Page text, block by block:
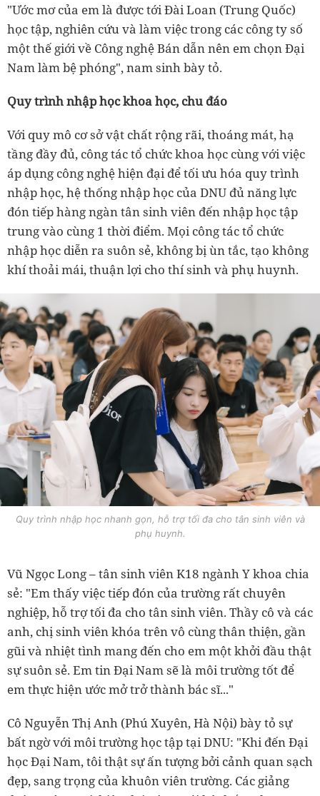
"Ước mơ của em là được tới Đài Loan (Trung Quốc)
học tập, nghiên cứu và làm việc trong các công ty số
một thế giới về Công nghệ Bán dẫn nên em chọn Đại
Nam làm bệ phóng", nam sinh bày tỏ.
Quy trình nhập học khoa học, chu đáo
Với quy mô cơ sở vật chất rộng rãi, thoáng mát, hạ
tầng đầy đủ, công tác tổ chức khoa học cùng với việc
áp dụng công nghệ hiện đại để tối ưu hóa quy trình
nhập học, hệ thống nhập học của DNU đủ năng lực
đón tiếp hàng ngàn tân sinh viên đến nhập học tập
trung vào cùng 1 thời điểm. Mọi công tác tổ chức
nhập học diễn ra suôn sẻ, không bị ùn tắc, tạo không
khí thoải mái, thuận lợi cho thí sinh và phụ huynh.
Quy trình nhập học nhanh gọn, hỗ trợ tối đa cho tân sinh viên và
phụ huynh.
Vũ Ngọc Long – tân sinh viên K18 ngành Y khoa chia
sẻ: "Em thấy việc tiếp đón của trường rất chuyên
nghiệp, hỗ trợ tối đa cho tân sinh viên. Thầy cô và các
anh, chị sinh viên khóa trên vô cùng thân thiện, gần
gũi và nhiệt tình mang đến cho em một khởi đầu thật
sự suôn sẻ. Em tin Đại Nam sẽ là môi trường tốt để
em thực hiện ước mở trở thành bác sĩ..."
Cô Nguyễn Thị Anh (Phú Xuyên, Hà Nội) bày tỏ sự
bất ngờ với môi trường học tập tại DNU: "Khi đến Đại
học Đại Nam, tôi thật sự ấn tượng bởi cảnh quan sạch
đẹp, sang trọng của khuôn viên trường. Các giảng